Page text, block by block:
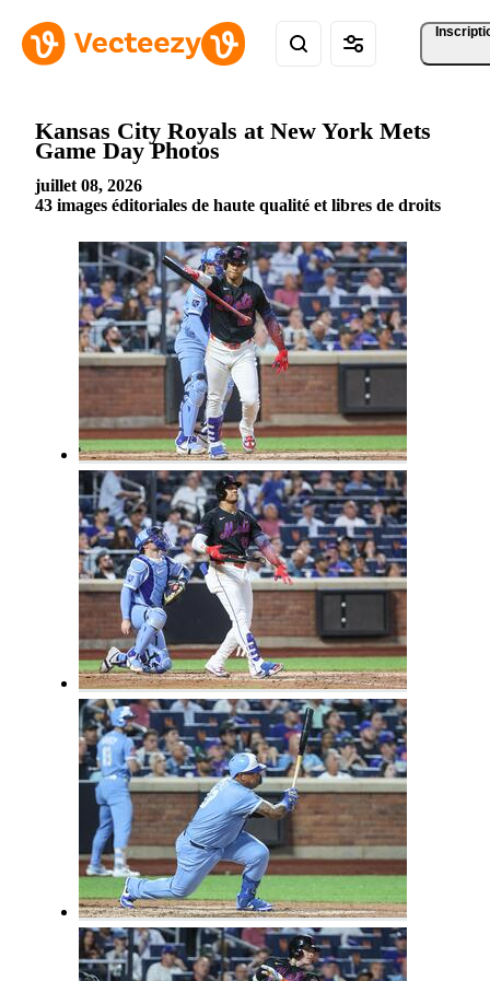
Kansas City Royals at New York Mets
Game Day Photos
juillet 08, 2026
43 images éditoriales de haute qualité et libres de droits